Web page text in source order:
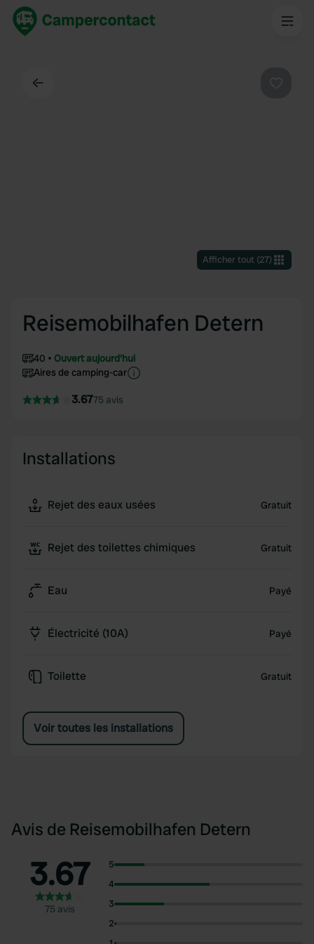
Afficher tout(27)
Reisemobilhafen Detern
40
Ouvert aujourd'hui
Aires de camping-car
3.6775 avis
Installations
Rejet des eaux usées Gratuit
Rejet des toilettes chimiques Gratuit
Eau Payé
Électricité (10A) Payé
Toilette Gratuit
Voir toutes les installations
Avis de Reisemobilhafen Detern
3.67
75 avis
5
4
3
2